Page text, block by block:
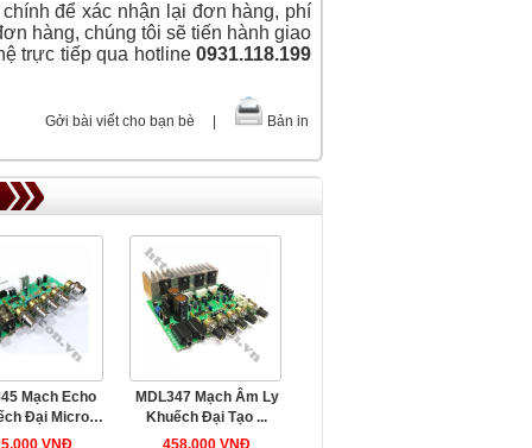
để xác nhận lại đơn hàng, phí
hàng, chúng tôi sẽ tiến hành giao
trực tiếp qua hotline0931.118.199
Gởi bài viết cho bạn bè Bản in
Mạch Echo
Đại Micro
...
VNĐ
MDL347 Mạch Âm Ly
Khuếch Đại Tạo ...
458.000 VNĐ